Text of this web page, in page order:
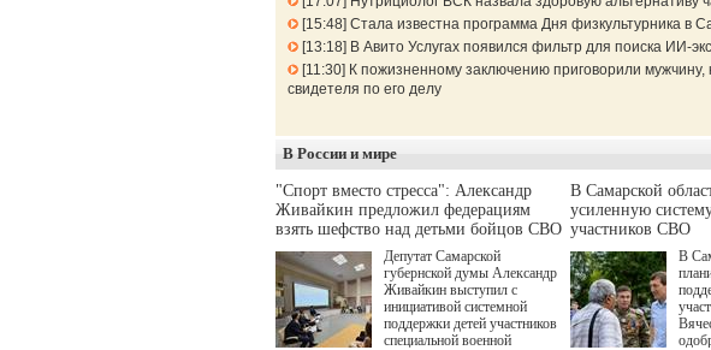
15:48 Стала известна программа Дня физкультурника в
13:18 В Авито Услугах появился фильтр для поиска ИИ-
11:30 К пожизненному заключению приговорили мужчину,
свидетеля по его делу
В России и мире
"Спорт вместо стресса": Александр
Живайкин предложил федерациям
взять шефство над детьми бойцов СВО
Депутат Самарской
губернской думы Александр
Живайкин выступил с
инициативой системной
поддержки детей участников
специальной военной
В Самарской
усиленную
участников СВО
В